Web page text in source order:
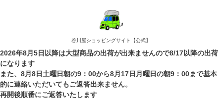
谷川屋ショッピングサイト【公式】
2026年8月5日以降は大型商品の出荷が出来ませんので8/17以降の出荷
になります
また、8月8日土曜日朝の9：00から8月17日月曜日の朝9：00まで基本
的に連絡いただいてもご返答出来ません。
再開後順番にご返答いたします